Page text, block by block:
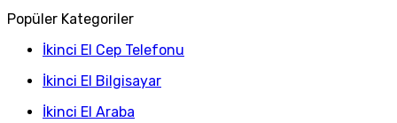
Popüler Kategoriler
İkinci El Cep Telefonu
İkinci El Bilgisayar
İkinci El Araba